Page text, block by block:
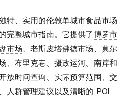
特、实用的伦敦单城市食品市场
完整城市指南。它提供了博罗市
市场、老斯皮塔佛德市场、莫尔
、布里克巷、摄政运河、南岸和
放时间查询、实际预算范围、交
人群管理建议以及清晰的 POI